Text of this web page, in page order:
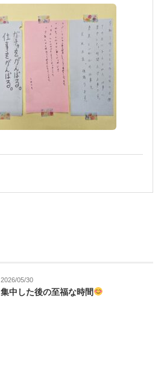
2026/05/30
集中した後の至福な時間